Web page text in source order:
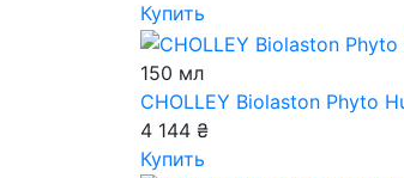
Купить
150 мл
CHOLLEY Biolaston Phyto
4 144 ₴
Купить